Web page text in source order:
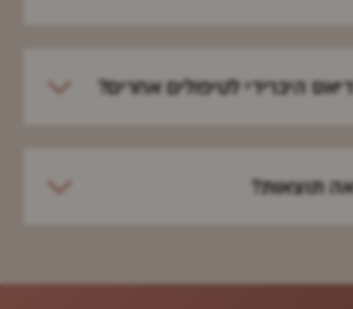
היברידי לטיפולים אחרים?
תוצאות?